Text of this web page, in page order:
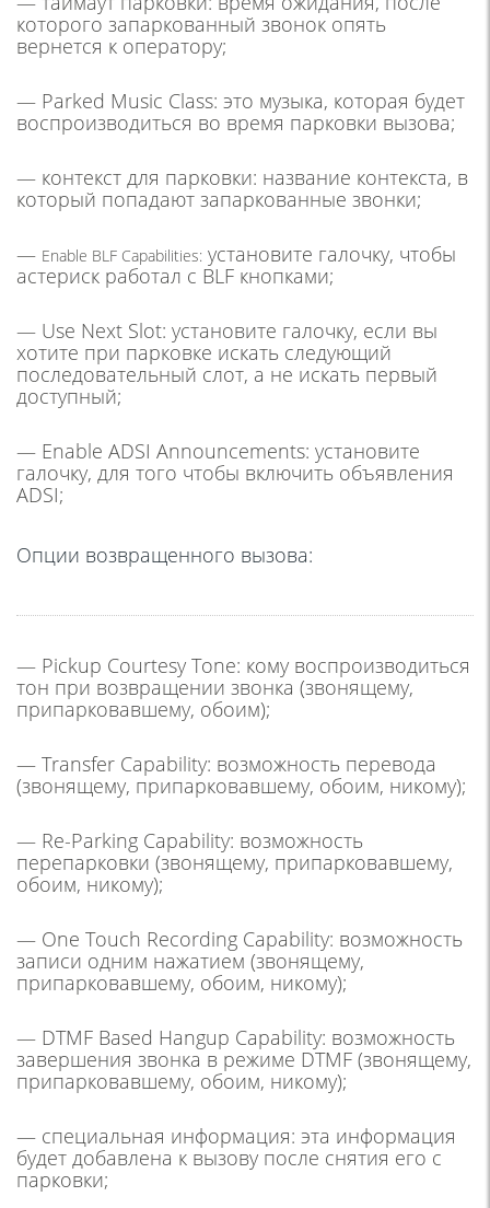
которого запаркованный звонок опять
вернется к оператору;
— Parked Music Class: это музыка, которая будет
воспроизводиться во время парковки вызова;
— контекст для парковки: название контекста, в
который попадают запаркованные звонки;
— Enable BLF Capabilities: установите галочку, чтобы
астериск работал с BLF кнопками;
— Use Next Slot: установите галочку, если вы
хотите при парковке искать следующий
последовательный слот, а не искать первый
доступный;
— Enable ADSI Announcements: установите
галочку, для того чтобы включить объявления
ADSI;
Опции возвращенного вызова:
— Pickup Courtesy Tone: кому воспроизводиться
тон при возвращении звонка (звонящему,
припарковавшему, обоим);
— Transfer Capability: возможность перевода
(звонящему, припарковавшему, обоим, никому);
— Re-Parking Capability: возможность
перепарковки (звонящему, припарковавшему,
обоим, никому);
— One Touch Recording Capability: возможность
записи одним нажатием (звонящему,
припарковавшему, обоим, никому);
— DTMF Based Hangup Capability: возможность
завершения звонка в режиме DTMF (звонящему,
припарковавшему, обоим, никому);
— специальная информация: эта информация
будет добавлена к вызову после снятия его с
парковки;